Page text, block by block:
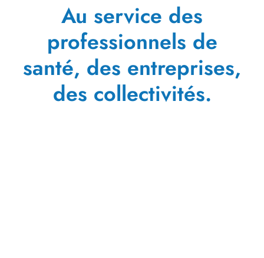
Au service des
professionnels de
santé, des entreprises,
des collectivités.